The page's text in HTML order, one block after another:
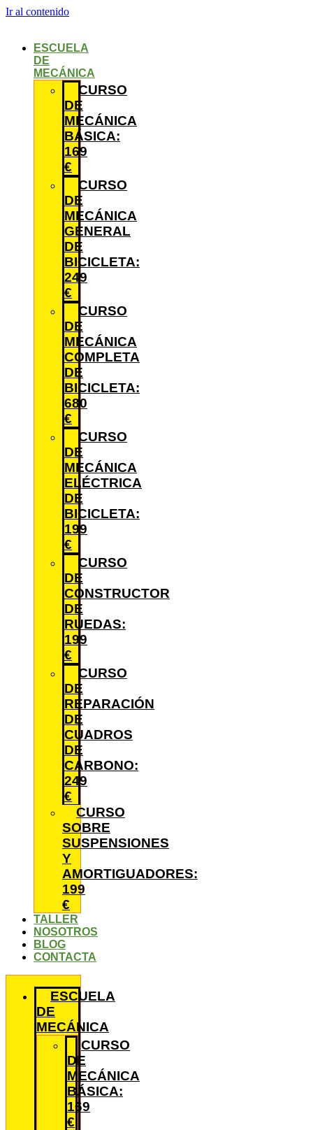
Ir al contenido
ESCUELA
DE
MECÁNICA
CURSO
DE
MECÁNICA
BÁSICA:
169
€
CURSO
DE
MECÁNICA
GENERAL
DE
BICICLETA:
249
€
CURSO
DE
MECÁNICA
COMPLETA
DE
BICICLETA:
680
€
CURSO
DE
MECÁNICA
ELÉCTRICA
DE
BICICLETA:
199
€
CURSO
DE
CONSTRUCTOR
DE
RUEDAS:
199
€
CURSO
DE
REPARACIÓN
DE
CUADROS
DE
CARBONO:
249
€
CURSO
SOBRE
SUSPENSIONES
Y
AMORTIGUADORES:
199
€
TALLER
NOSOTROS
BLOG
CONTACTA
ESCUELA
DE
MECÁNICA
CURSO
DE
MECÁNICA
BÁSICA:
169
€